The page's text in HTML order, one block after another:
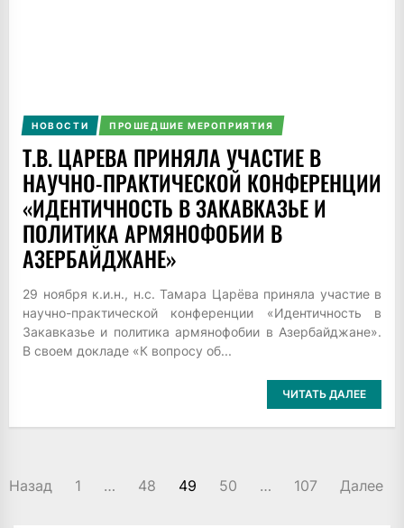
НОВОСТИ ПРОШЕДШИЕ МЕРОПРИЯТИЯ
Т.В. ЦАРЕВА ПРИНЯЛА УЧАСТИЕ В
НАУЧНО-ПРАКТИЧЕСКОЙ КОНФЕРЕНЦИИ
«ИДЕНТИЧНОСТЬ В ЗАКАВКАЗЬЕ И
ПОЛИТИКА АРМЯНОФОБИИ В
АЗЕРБАЙДЖАНЕ»
29 ноября к.и.н., н.с. Тамара Царёва приняла участие в
научно-практической конференции «Идентичность в
Закавказье и политика армянофобии в Азербайджане».
В своем докладе «К вопросу об...
ЧИТАТЬ ДАЛЕЕ
ПАГИНАЦИЯ
Назад 1 … 48 49 50 … 107 Далее